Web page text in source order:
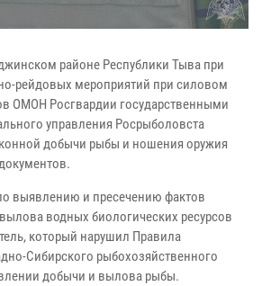
районе Республики Тыва при
рейдовых мероприятий при силовом
ОМОН Росгвардии государственными
управления Росрыболовста
добычи рыбы и ношения оружия
выявлению и пресечению фактов
водных биологических ресурсов
который нарушил Правила
Сибирского рыбохозяйственного
добычи и вылова рыбы.